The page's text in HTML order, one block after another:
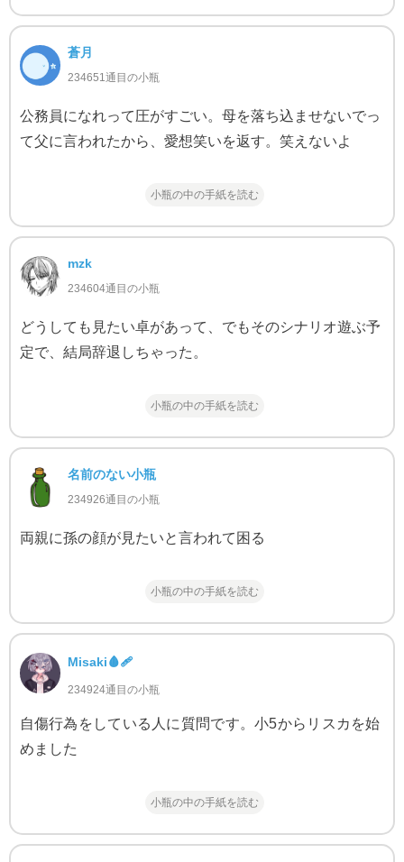
蒼月
234651通目の小瓶
公務員になれって圧がすごい。母を落ち込ませないでっ
て父に言われたから、愛想笑いを返す。笑えないよ
小瓶の中の手紙を読む
mzk
234604通目の小瓶
どうしても見たい卓があって、でもそのシナリオ遊ぶ予
定で、結局辞退しちゃった。
小瓶の中の手紙を読む
名前のない小瓶
234926通目の小瓶
両親に孫の顔が見たいと言われて困る
小瓶の中の手紙を読む
Misaki🩸🩹
234924通目の小瓶
自傷行為をしている人に質問です。小5からリスカを始
めました
小瓶の中の手紙を読む